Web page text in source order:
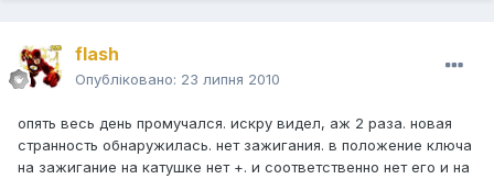
flash
Опубліковано: 23 липня 2010
опять весь день промучался. искру видел, аж 2 раза. новая
странность обнаружилась. нет зажигания. в положение ключа
на зажигание на катушке нет +. и соответственно нет его и на